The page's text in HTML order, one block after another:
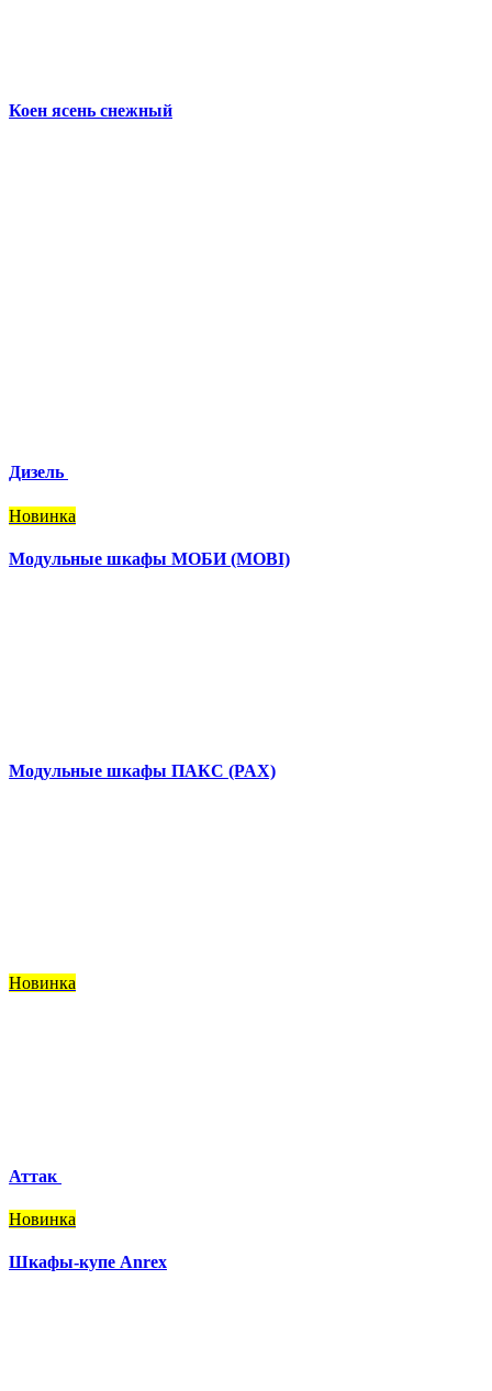
Коен ясень снежный
Дизель
Новинка
Модульные шкафы МОБИ (MOBI)
Модульные шкафы ПАКС (PAX)
Новинка
Аттак
Новинка
Шкафы-купе Anrex